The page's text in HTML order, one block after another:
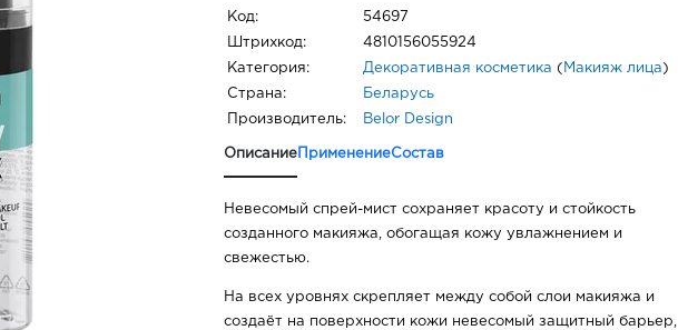
Код: 54697
Штрихкод: 4810156055924
Категория: Декоративная косметика ( Макияж лица )
Страна: Беларусь
Производитель: Belor Design
Описание ПрименениеСостав
Невесомый спрей-мист сохраняет красоту и стойкость
созданного макияжа, обогащая кожу увлажнением и
свежестью.
На всех уровнях скрепляет между собой слои макияжа и
создаёт на поверхности кожи невесомый защитный барьер,